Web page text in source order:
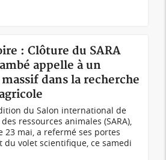
: Clôture du SARA
appelle à un
dans la recherche
du Salon international de
ressources animales (SARA),
23 mai, a refermé ses portes
du volet scientifique, ce samedi